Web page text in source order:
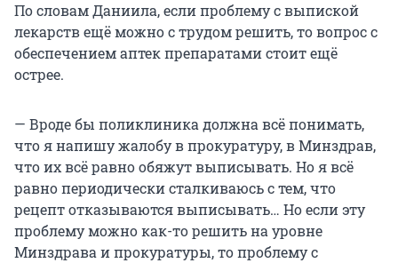
По словам Даниила, если проблему с выпиской
лекарств ещё можно с трудом решить, то вопрос с
обеспечением аптек препаратами стоит ещё
острее.
— Вроде бы поликлиника должна всё понимать,
что я напишу жалобу в прокуратуру, в Минздрав,
что их всё равно обяжут выписывать. Но я всё
равно периодически сталкиваюсь с тем, что
рецепт отказываются выписывать… Но если эту
проблему можно как-то решить на уровне
Минздрава и прокуратуры, то проблему с